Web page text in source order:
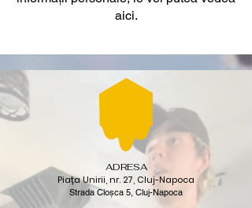
aici.
ADRESA
Piața Unirii, nr. 27, Cluj-Napoca
Strada Cloșca 5, Cluj-Napoca